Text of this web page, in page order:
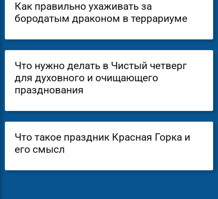
Как правильно ухаживать за
бородатым драконом в террариуме
Что нужно делать в Чистый четверг
для духовного и очищающего
празднования
Что такое праздник Красная Горка и
его смысл